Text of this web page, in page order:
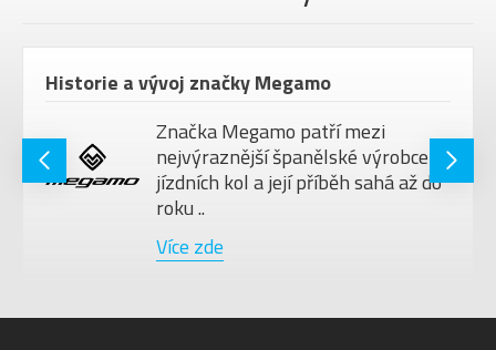
Historie a vývoj značky Megamo
Značka Megamo patří mezi
nejvýraznější španělské výrobce
jízdních kol a její příběh sahá až do
roku ..
Více zde